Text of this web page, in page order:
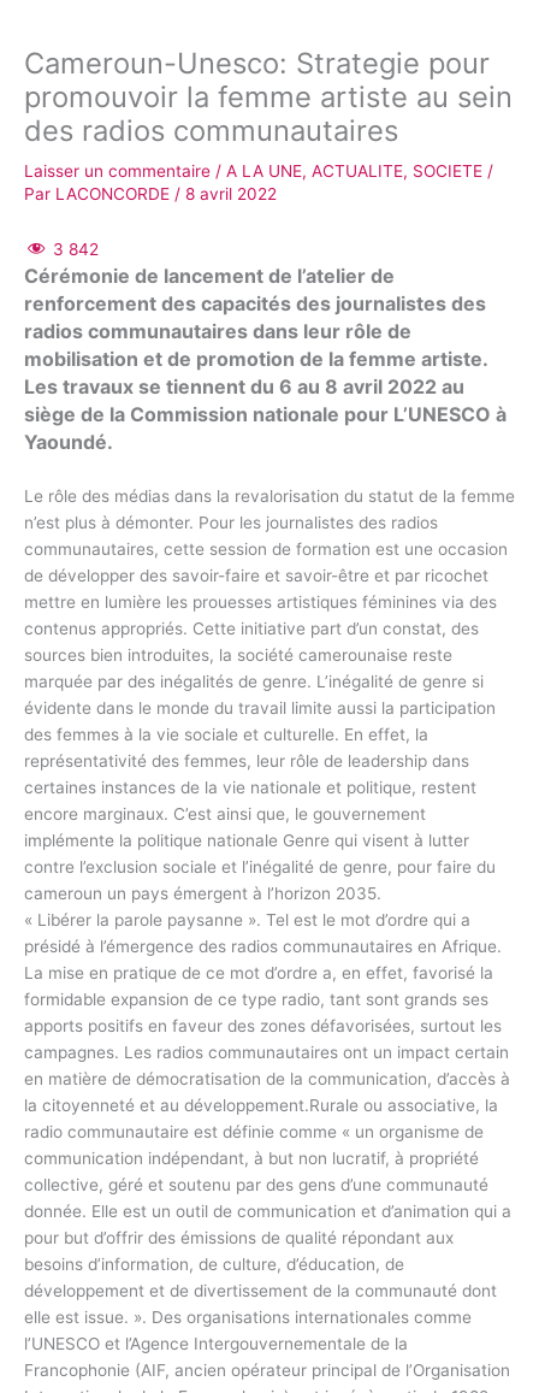
Cameroun-Unesco: Strategie pour
promouvoir la femme artiste au sein
des radios communautaires
Laisser un commentaire / A LA UNE, ACTUALITE, SOCIETE /
Par LACONCORDE / 8 avril 2022
3 842
Cérémonie de lancement de l’atelier de
renforcement des capacités des journalistes des
radios communautaires dans leur rôle de
mobilisation et de promotion de la femme artiste.
Les travaux se tiennent du 6 au 8 avril 2022 au
siège de la Commission nationale pour L’UNESCO à
Yaoundé.
Le rôle des médias dans la revalorisation du statut de la femme
n’est plus à démonter. Pour les journalistes des radios
communautaires, cette session de formation est une occasion
de développer des savoir-faire et savoir-être et par ricochet
mettre en lumière les prouesses artistiques féminines via des
contenus appropriés. Cette initiative part d’un constat, des
sources bien introduites, la société camerounaise reste
marquée par des inégalités de genre. L’inégalité de genre si
évidente dans le monde du travail limite aussi la participation
des femmes à la vie sociale et culturelle. En effet, la
représentativité des femmes, leur rôle de leadership dans
certaines instances de la vie nationale et politique, restent
encore marginaux. C’est ainsi que, le gouvernement
implémente la politique nationale Genre qui visent à lutter
contre l’exclusion sociale et l’inégalité de genre, pour faire du
cameroun un pays émergent à l’horizon 2035.
« Libérer la parole paysanne ». Tel est le mot d’ordre qui a
présidé à l’émergence des radios communautaires en Afrique.
La mise en pratique de ce mot d’ordre a, en effet, favorisé la
formidable expansion de ce type radio, tant sont grands ses
apports positifs en faveur des zones défavorisées, surtout les
campagnes. Les radios communautaires ont un impact certain
en matière de démocratisation de la communication, d’accès à
la citoyenneté et au développement.Rurale ou associative, la
radio communautaire est définie comme « un organisme de
communication indépendant, à but non lucratif, à propriété
collective, géré et soutenu par des gens d’une communauté
donnée. Elle est un outil de communication et d’animation qui a
pour but d’offrir des émissions de qualité répondant aux
besoins d’information, de culture, d’éducation, de
développement et de divertissement de la communauté dont
elle est issue. ». Des organisations internationales comme
l’UNESCO et l’Agence Intergouvernementale de la
Francophonie (AIF, ancien opérateur principal de l’Organisation